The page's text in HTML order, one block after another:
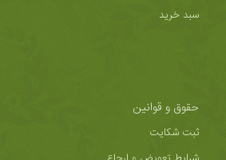
سبد خرید
حقوق و قوانین
ثبت شکایت